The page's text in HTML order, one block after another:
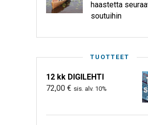
haastetta
soutuihin
TUOTTEET
12 kk DIGILEHTI
72,00 € sis. alv. 10%